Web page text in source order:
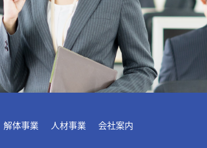
解体事業 人材事業 会社案内